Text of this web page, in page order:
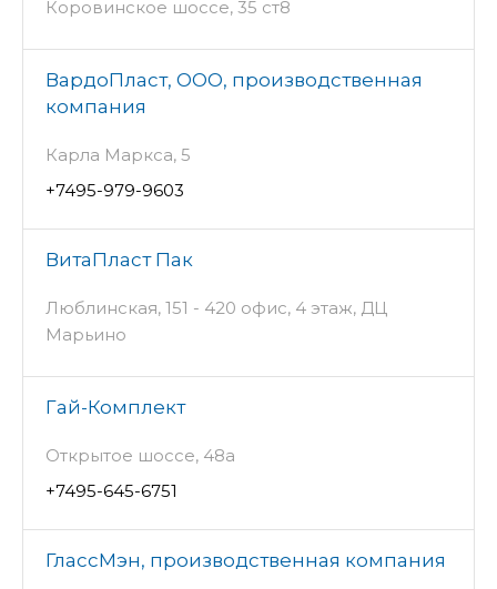
Коровинское шоссе, 35 ст8
ВардоПласт, ООО, производственная
компания
Карла Маркса, 5
+7495-979-9603
ВитаПласт Пак
Люблинская, 151 - 420 офис, 4 этаж, ДЦ
Марьино
Гай-Комплект
Открытое шоссе, 48а
+7495-645-6751
ГлассМэн, производственная компания